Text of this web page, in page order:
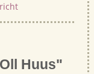
Huus"